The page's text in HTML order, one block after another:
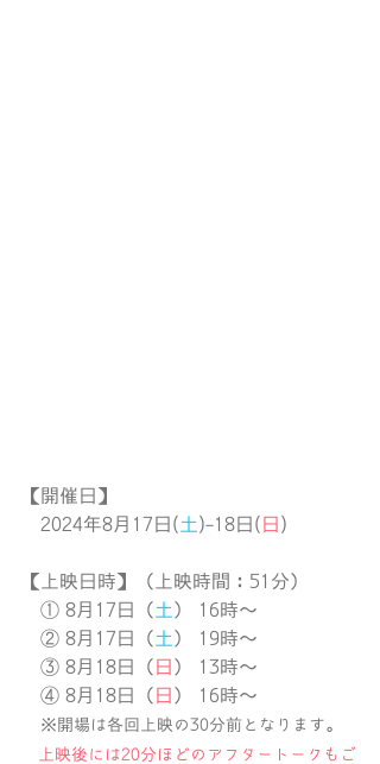
【開催日】
2024年8月17日(土)-18日( 日 )
【上映日時】
（上映時間：51分）
① 8月17日（土） 16時～
② 8月17日（土） 19時～
③ 8月18日（ 日 ） 13時～
④ 8月18日（ 日 ） 16時～
※開場は各回上映の30分前となります。
上映後には20分ほどのアフタートークもご